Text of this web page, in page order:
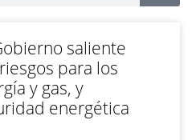
saliente
para los
y gas, y
energética